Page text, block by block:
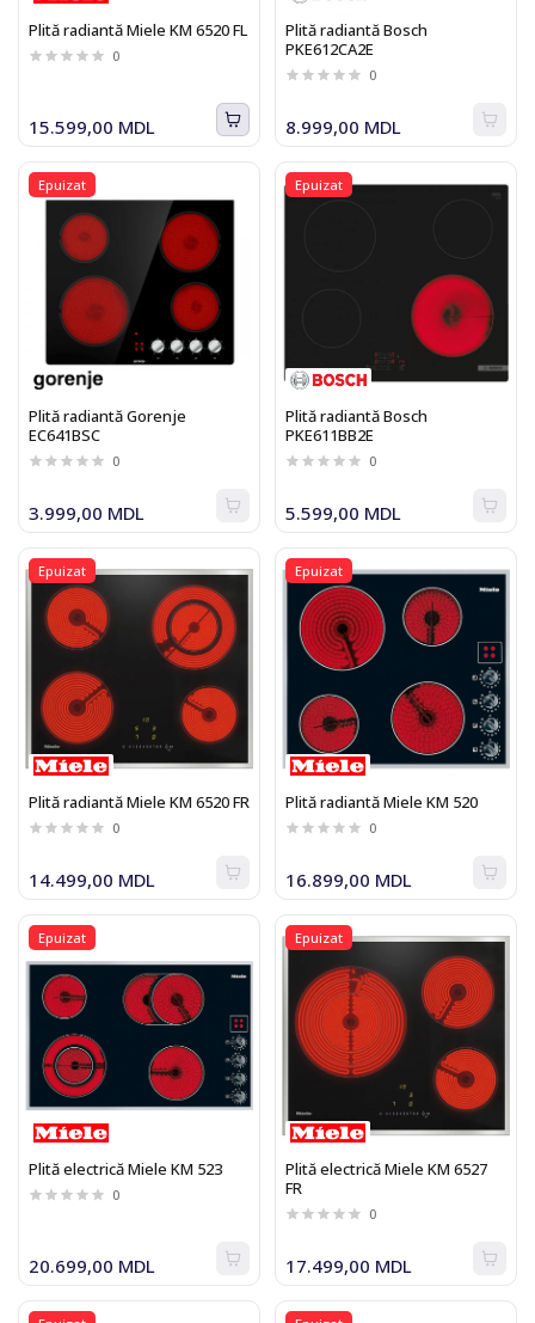
Plită radiantă Miele KM 6520 FL
0
15.599,00 MDL
Plită radiantă Bosch
PKE612CA2E
0
8.999,00 MDL
Epuizat
Plită radiantă Gorenje
EC641BSC
0
3.999,00 MDL
Epuizat
Plită radiantă Bosch
PKE611BB2E
0
5.599,00 MDL
Epuizat
Plită radiantă Miele KM 6520 FR
0
14.499,00 MDL
Epuizat
Plită radiantă Miele KM 520
0
16.899,00 MDL
Epuizat
Plită electrică Miele KM 523
0
20.699,00 MDL
Epuizat
Plită electrică Miele KM 6527
FR
0
17.499,00 MDL